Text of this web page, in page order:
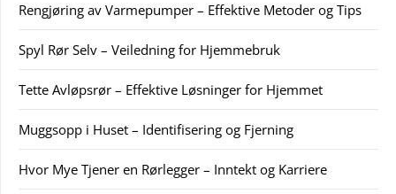
Rengjøring av Varmepumper – Effektive Metoder og Tips
Spyl Rør Selv – Veiledning for Hjemmebruk
Tette Avløpsrør – Effektive Løsninger for Hjemmet
Muggsopp i Huset – Identifisering og Fjerning
Hvor Mye Tjener en Rørlegger – Inntekt og Karriere